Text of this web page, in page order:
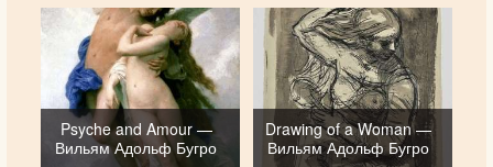
Psyche and Amour —
Вильям Адольф Бугро
Drawing of a Woman —
Вильям Адольф Бугро